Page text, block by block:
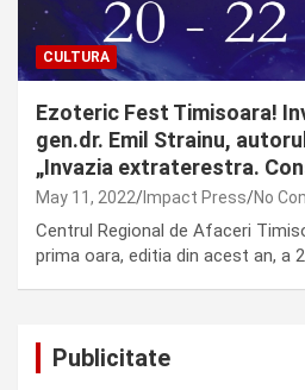
CULTURA
Ezoteric Fest Timisoara!
gen.dr. Emil Strainu,
„Invazia extraterestra.
May 11, 2022 Impact Press No
Centrul Regional de Afaceri
prima oara, editia din acest an, a
Publicitate